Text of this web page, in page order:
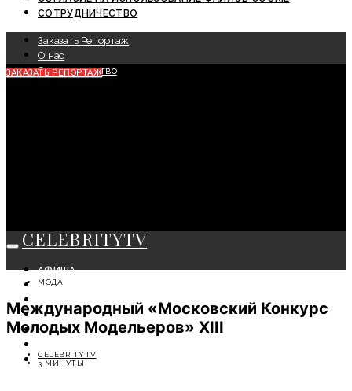
СОТРУДНИЧЕСТВО
Заказать Репортаж
О нас
Сотрудничество
ЗАКАЗАТЬ РЕПОРТАЖ
CELEBRITYTV
АФИША
СОБЫТИЯ
МОДА
ЛИЧНОСТЬ
СОВЕТЫ ЭКСПЕРТОВ
МОДА
Международный «Московский Конкурс
Молодых Модельеров» XIII
CELEBRITYTV
3 МИНУТЫ